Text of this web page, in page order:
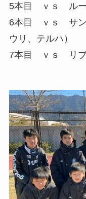
5本目 ｖｓ ルー
6本目 ｖｓ サ
ウリ、テルハ）
7本目 ｖｓ リブ